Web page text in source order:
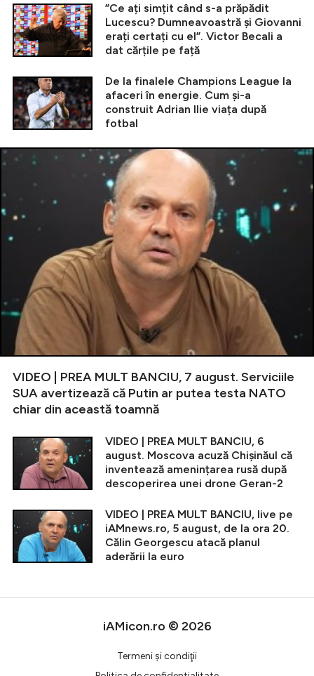
”Ce ați simțit când s-a prăpădit
Lucescu? Dumneavoastră și Giovanni
erați certați cu el”. Victor Becali a
dat cărțile pe față
De la finalele Champions League la
afaceri în energie. Cum și-a
construit Adrian Ilie viața după
fotbal
VIDEO | PREA MULT BANCIU, 7 august. Serviciile
SUA avertizează că Putin ar putea testa NATO
chiar din această toamnă
VIDEO | PREA MULT BANCIU, 6
august. Moscova acuză Chișinăul că
inventează amenințarea rusă după
descoperirea unei drone Geran-2
VIDEO | PREA MULT BANCIU, live pe
iAMnews.ro, 5 august, de la ora 20.
Călin Georgescu atacă planul
aderării la euro
iAMicon.ro © 2026
Termeni şi condiţii